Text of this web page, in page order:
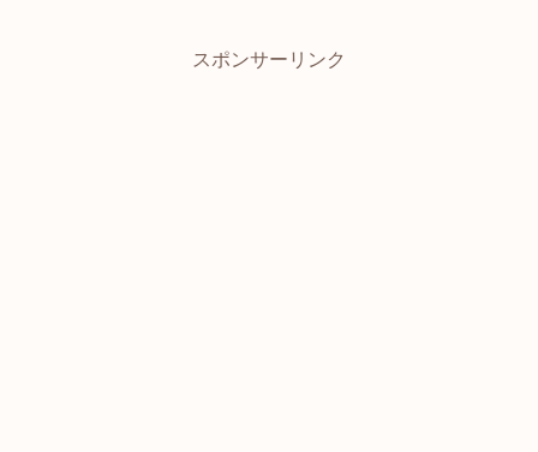
スポンサーリンク